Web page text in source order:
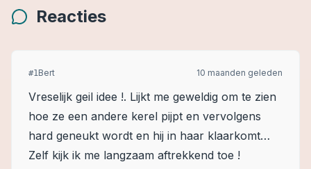
Reacties
#1Bert 10 maanden geleden
Vreselijk geil idee !. Lijkt me geweldig om te zien
hoe ze een andere kerel pijpt en vervolgens
hard geneukt wordt en hij in haar klaarkomt…
Zelf kijk ik me langzaam aftrekkend toe !